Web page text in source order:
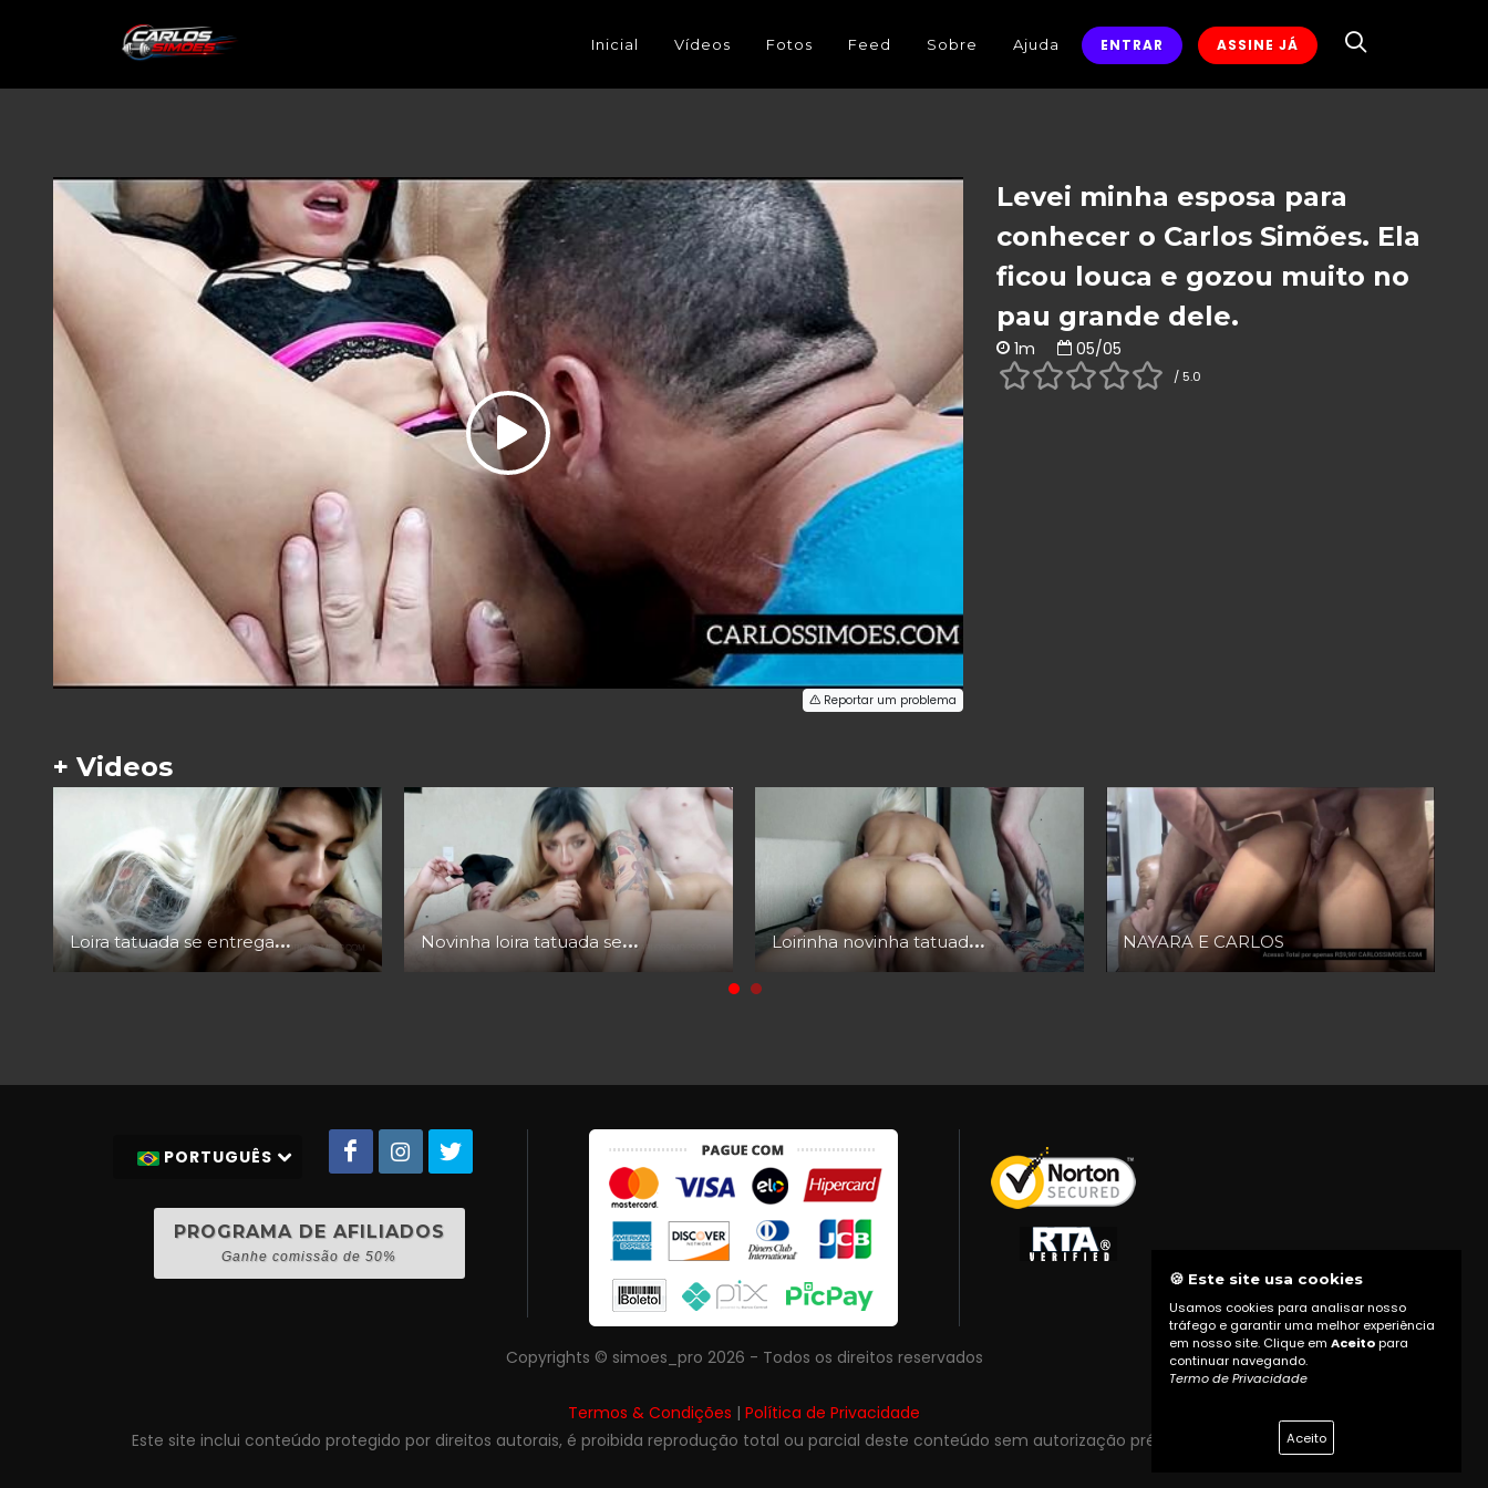
Inicial Vídeos Fotos Feed Sobre Ajuda ENTRAR ASSINE JÁ
Reportar um problema
Levei minha esposa para
conhecer o Carlos Simões. Ela
ficou louca e gozou muito no
pau grande dele.
1m 05/05
/ 5.0
+ Videos
Loira tatuada se entrega ao marombeiro sarado com um volume impressionante! Novinha loira tatuada sente cada centímetro do marombeiro dotado e se derrete na bola gostosa! Loirinha novinha tatuada enlouquece no pau grosso do marombeiro e goza sem parar! NAYARA E CARLOS
PORTUGUÊS
PROGRAMA DE AFILIADOS
Ganhe comissão de 50%
Copyrights © simoes_pro 2026 - Todos os direitos reservados
Termos & Condições | Política de Privacidade
Este site inclui conteúdo protegido por direitos autorais, é proibida reprodução total ou parcial deste conteúdo sem autorização prévia do proprietário do site.
🍪 Este site usa cookies
Usamos cookies para analisar nosso
tráfego e garantir uma melhor experiência
em nosso site. Clique em Aceitopara
continuar navegando.
Termo de Privacidade
Aceito